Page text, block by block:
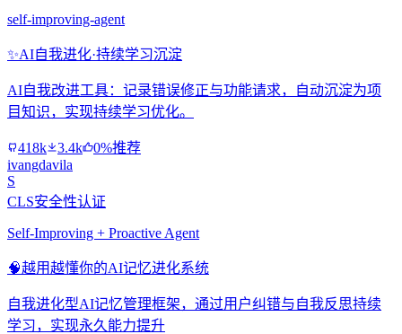
self-improving-agent
✨AI自我进化·持续学习沉淀
AI自我改进工具：记录错误修正与功能请求，自动沉淀为项
目知识，实现持续学习优化。
418k 3.4k
0%推荐
ivangdavila
S
CLS安全性认证
Self-Improving + Proactive Agent
🧠越用越懂你的AI记忆进化系统
自我进化型AI记忆管理框架，通过用户纠错与自我反思持续
学习，实现永久能力提升